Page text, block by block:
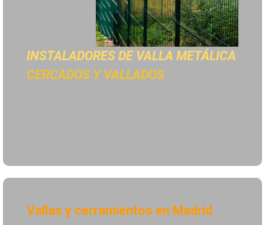
INSTALADORES DE VALLA METÁLICA
CERCADOS Y VALLADOS
Vallas y cerramientos en Madrid